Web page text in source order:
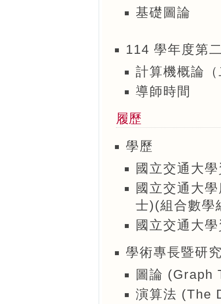
基礎圖論
114 學年度第
計算機概論
導師時間
履歷
學歷
國立交通大
國立交通大
士)(組合數學
國立交通大
學術專長暨研
圖論 (Graph
演算法 (The